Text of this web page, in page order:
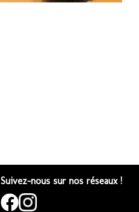
Suivez-nous sur nos réseaux !